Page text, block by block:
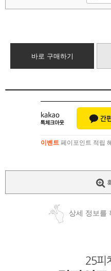
바로 구매하기
이벤트 페이포인트 적립
상세 정보를